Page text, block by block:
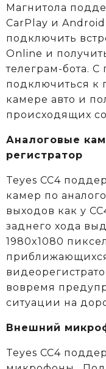
Магнитола
CarPlay и
подключить
Online и
телеграм-бота.
подключиться к
камере авто и
происходящих
Аналоговые
регистратор
Teyes CC4
камер по
выходов как у
заднего хода
1980x1080
вовремя
ситуации на
Внешний
Teyes CC4